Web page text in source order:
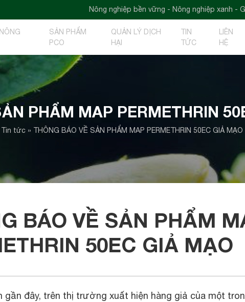
Nông nghiệp bền vững - Nông nghiệp xanh - Giúp
SẢN PHẨM
PCO
QUẢN LÝ DỊCH
HẠI
TIN
TỨC
LIÊN
HỆ
PHẨM MAP PERMETHRIN
Tin tức» THÔNG BÁO VỀ SẢN PHẨM MAP PERMETHRIN 50EC GIẢ MẠO
BÁO VỀ SẢN PHẨM
50EC GIẢ MẠO
gần đây, trên thị trường xuất hiện hàng giả của một